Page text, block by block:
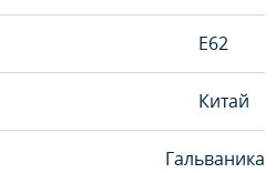
E62
Китай
Гальваника